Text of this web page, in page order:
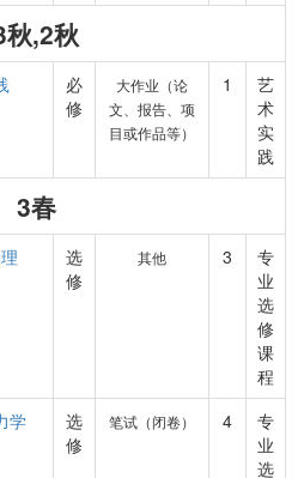
秋,2秋
必
修
大作业（论
文、报告、项
目或作品等）
1
艺
术
实
践
3春
选
修
其他 3
专
业
选
修
课
程
学
选
修
笔试（闭卷） 4
专
业
选